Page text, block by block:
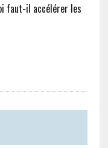
faut-il accélérer les